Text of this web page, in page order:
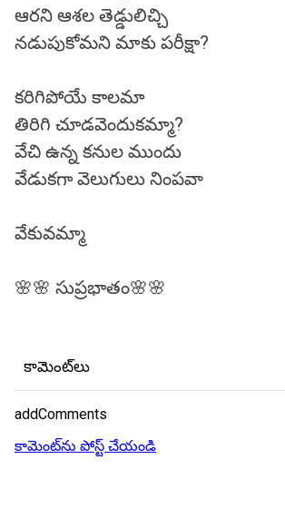
ఆరని ఆశల తెడ్డులిచ్చి
నడుపుకోమని మాకు పరీక్షా?
కరిగిపోయే కాలమా
తిరిగి చూడవెందుకమ్మా?
వేచి ఉన్న కనుల ముందు
వేడుకగా వెలుగులు నింపవా
వేకువమ్మా
🌸🌸 సుప్రభాతం🌸🌸
కామెంట్‌లు
addComments
కామెంట్‌ను పోస్ట్ చేయండి